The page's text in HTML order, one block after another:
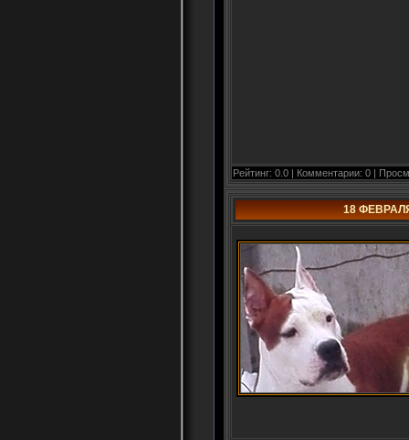
Рейтинг: 0.0 | Комментарии: 0 |
18